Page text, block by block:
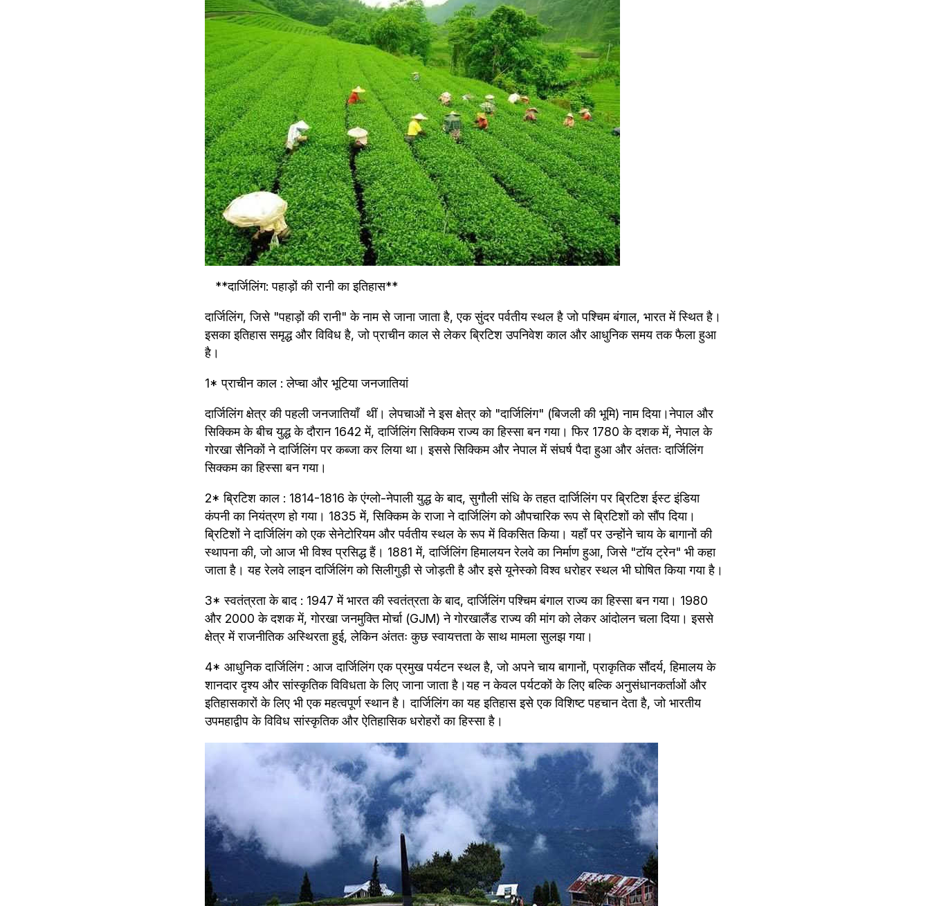
   **दार्जिलिंग: पहाड़ों की रानी का इतिहास**
दार्जिलिंग, जिसे "पहाड़ों की रानी" के नाम से जाना जाता है, एक सुंदर पर्वतीय स्थल है जो पश्चिम बंगाल, भारत में स्थित है।
इसका इतिहास समृद्ध और विविध है, जो प्राचीन काल से लेकर ब्रिटिश उपनिवेश काल और आधुनिक समय तक फैला हुआ
है।
1* प्राचीन काल : लेप्चा और भूटिया जनजातियां
दार्जिलिंग क्षेत्र की पहली जनजातियाँ  थीं। लेपचाओं ने इस क्षेत्र को "दार्जिलिंग" (बिजली की भूमि) नाम दिया।नेपाल और
सिक्किम के बीच युद्ध के दौरान 1642 में, दार्जिलिंग सिक्किम राज्य का हिस्सा बन गया। फिर 1780 के दशक में, नेपाल के
गोरखा सैनिकों ने दार्जिलिंग पर कब्जा कर लिया था। इससे सिक्किम और नेपाल में संघर्ष पैदा हुआ और अंततः दार्जिलिंग
सिक्कम का हिस्सा बन गया।
2* ब्रिटिश काल : 1814-1816 के एंग्लो-नेपाली युद्ध के बाद, सुगौली संधि के तहत दार्जिलिंग पर ब्रिटिश ईस्ट इंडिया
कंपनी का नियंत्रण हो गया। 1835 में, सिक्किम के राजा ने दार्जिलिंग को औपचारिक रूप से ब्रिटिशों को सौंप दिया।
ब्रिटिशों ने दार्जिलिंग को एक सेनेटोरियम और पर्वतीय स्थल के रूप में विकसित किया। यहाँ पर उन्होंने चाय के बागानों की
स्थापना की, जो आज भी विश्व प्रसिद्ध हैं। 1881 में, दार्जिलिंग हिमालयन रेलवे का निर्माण हुआ, जिसे "टॉय ट्रेन" भी कहा
जाता है। यह रेलवे लाइन दार्जिलिंग को सिलीगुड़ी से जोड़ती है और इसे यूनेस्को विश्व धरोहर स्थल भी घोषित किया गया है।
3* स्वतंत्रता के बाद : 1947 में भारत की स्वतंत्रता के बाद, दार्जिलिंग पश्चिम बंगाल राज्य का हिस्सा बन गया। 1980
और 2000 के दशक में, गोरखा जनमुक्ति मोर्चा (GJM) ने गोरखालैंड राज्य की मांग को लेकर आंदोलन चला दिया। इससे
क्षेत्र में राजनीतिक अस्थिरता हुई, लेकिन अंततः कुछ स्वायत्तता के साथ मामला सुलझ गया।
4* आधुनिक दार्जिलिंग : आज दार्जिलिंग एक प्रमुख पर्यटन स्थल है, जो अपने चाय बागानों, प्राकृतिक सौंदर्य, हिमालय के
शानदार दृश्य और सांस्कृतिक विविधता के लिए जाना जाता है।यह न केवल पर्यटकों के लिए बल्कि अनुसंधानकर्ताओं और
इतिहासकारों के लिए भी एक महत्वपूर्ण स्थान है। दार्जिलिंग का यह इतिहास इसे एक विशिष्ट पहचान देता है, जो भारतीय
उपमहाद्वीप के विविध सांस्कृतिक और ऐतिहासिक धरोहरों का हिस्सा है।